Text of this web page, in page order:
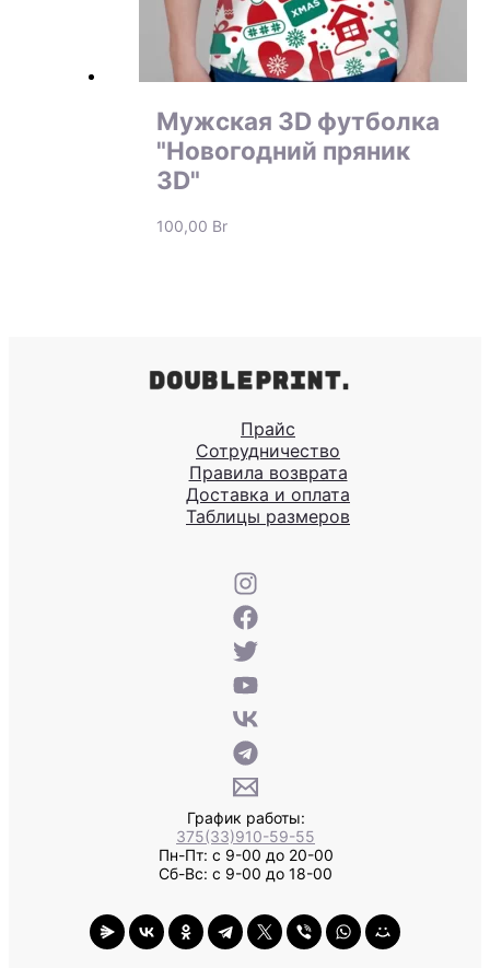
Мужская 3D футболка
"Новогодний пряник
3D"
100,00 Br
Прайс
Сотрудничество
Правила возврата
Доставка и оплата
Таблицы размеров
График работы:
375(33)910-59-55
Пн-Пт: с 9-00 до 20-00
Сб-Вс: с 9-00 до 18-00